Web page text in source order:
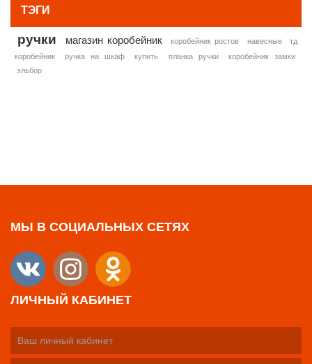
ТЭГИ
ручки магазин коробейник коробейник ростов навесные
тд
коробейник
ручка на шкаф купить планка ручки
коробейник замки
эльбор
МЫ В СОЦИАЛЬНЫХ СЕТЯХ
ЛИЧНЫЙ КАБИНЕТ
Ваш личный кабинет